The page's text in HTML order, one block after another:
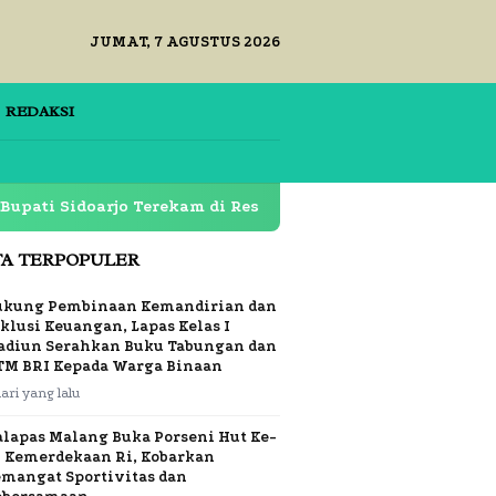
JUMAT, 7 AGUSTUS 2026
REDAKSI
Terekam di Restoran Lapas Klas 1 Surabaya
TERPOPULER
Pembinaan Kemandirian dan
Keuangan, Lapas Kelas I
Serahkan Buku Tabungan dan
BRI Kepada Warga Binaan
yang lalu
Malang Buka Porseni Hut Ke-
Kemerdekaan Ri, Kobarkan
Sportivitas dan